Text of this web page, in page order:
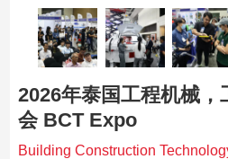
2026年泰国工程机械，
会 BCT Expo
Building Construction